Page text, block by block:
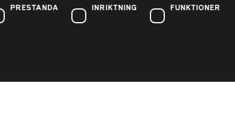
Besöksadress:
Sankt Eriksgatan 26, 2 tr
PRESTANDA INRIKTNING FUNKTIONER